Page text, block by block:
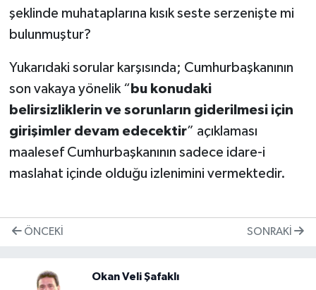
şeklinde muhataplarına kısık seste serzenişte mi
bulunmuştur?
Yukarıdaki sorular karşısında; Cumhurbaşkanının
son vakaya yönelik “ bu konudaki
belirsizliklerin ve sorunların giderilmesi için
girişimler devam edecektir” açıklaması
maalesef Cumhurbaşkanının sadece idare-i
maslahat içinde olduğu izlenimini vermektedir.
ÖNCEKI SONRAKI
Okan Veli Şafaklı